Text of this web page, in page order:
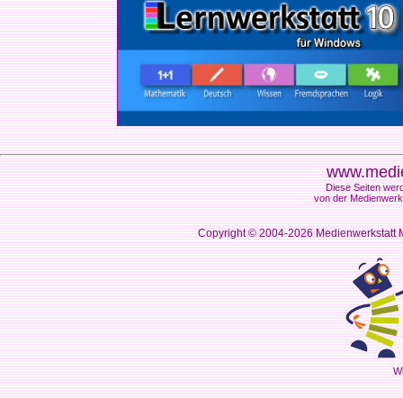
Diese Seiten
von der
Copyright © 2004-2026Medienwerkstatt